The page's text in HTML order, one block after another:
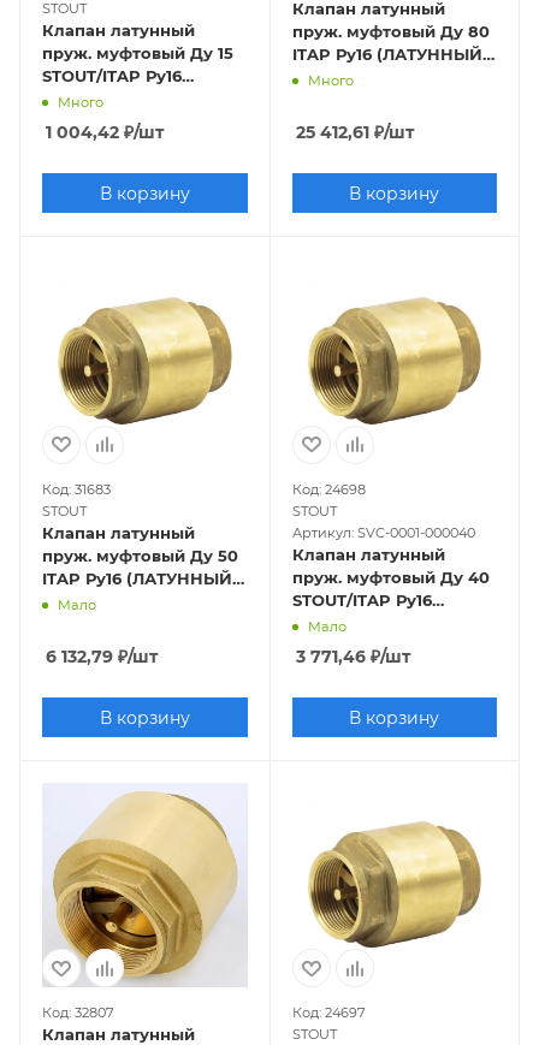
дюйма
ДУ40 РУ16
ДУ50
РУ25
ДУ200 РУ25 ДУ400 РУ25
Dendor
Benarmo
STOUT
Клапан латунный
пруж. муфтовый Ду 15
STOUT/ITAP Ру16
(ЛАТУННЫЙ ЗАТВОР)
Много
1 004,42 ₽/шт
В корзину
Клапан латунный
пруж. муфтовый Ду 80
ITAP Ру16 (ЛАТУННЫЙ
ЗАТВОР)
Много
25 412,61₽/шт
В корзину
Код: 31683
STOUT
Клапан латунный
пруж. муфтовый Ду 50
ITAP Ру16 (ЛАТУННЫЙ
ЗАТВОР)
Мало
6 132,79 ₽/шт
В корзину
Код: 24698
STOUT
Артикул: SVC-0001-000040
Клапан латунный
пруж. муфтовый Ду 40
STOUT/ITAP Ру16
(ЛАТУННЫЙ ЗАТВОР)
Мало
3 771,46₽/шт
В корзину
Код: 32807
Клапан латунный
Код: 24697
STOUT